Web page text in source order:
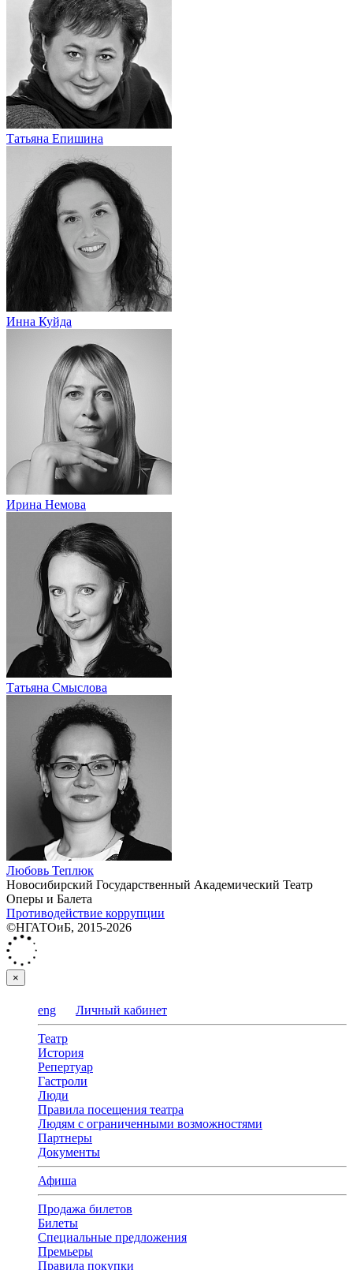
Татьяна Епишина
Инна Куйда
Ирина Немова
Татьяна Смыслова
Любовь Теплюк
Новосибирский Государственный Академический Театр
Оперы и Балета
Противодействие коррупции
©НГАТОиБ, 2015-2026
×
eng Личный кабинет
Театр
История
Репертуар
Гастроли
Люди
Правила посещения театра
Людям с ограниченными возможностями
Партнеры
Документы
Афиша
Продажа билетов
Билеты
Специальные предложения
Премьеры
Правила покупки